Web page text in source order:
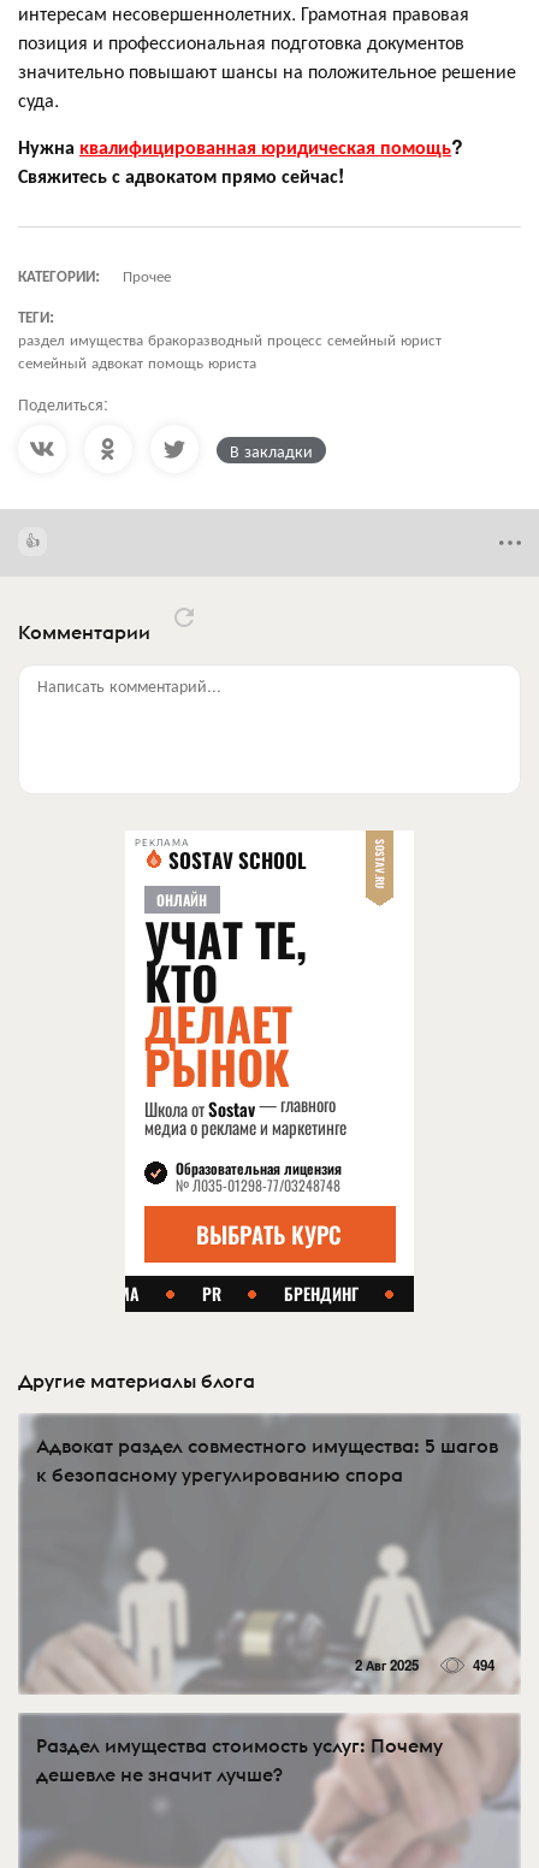
интересам несовершеннолетних. Грамотная правовая
позиция и профессиональная подготовка документов
значительно повышают шансы на положительное решение
суда.
Нужна квалифицированная юридическая помощь?
Свяжитесь с адвокатом прямо сейчас!
КАТЕГОРИИ:
Прочее
ТЕГИ:
раздел имущества бракоразводный процесс семейный юрист
семейный адвокат помощь юриста
Поделиться:
В закладки
Комментарии
Написать комментарий...
РЕКЛАМА
Другие материалы блога
Адвокат раздел совместного имущества: 5 шагов
к безопасному урегулированию спора
2 Авг 2025 494
Раздел имущества стоимость услуг: Почему
дешевле не значит лучше?